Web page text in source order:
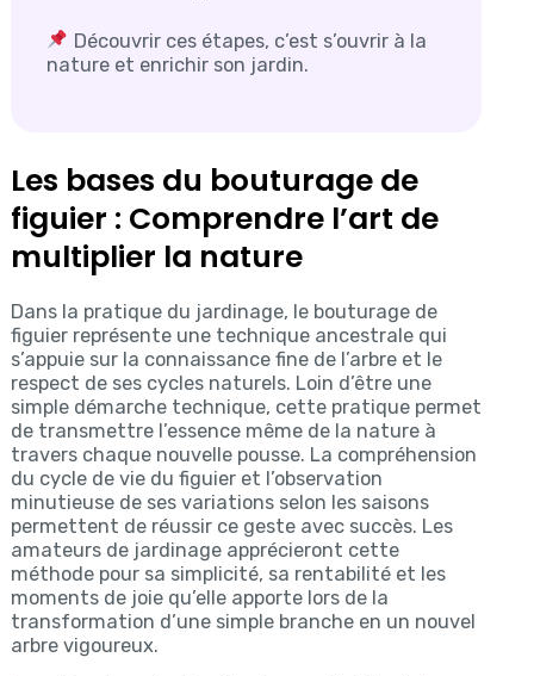
Découvrir ces étapes, c’est s’ouvrir à la
nature et enrichir son jardin.
Les bases du bouturage de
figuier : Comprendre l’art de
multiplier la nature
Dans la pratique du jardinage, le bouturage de
figuier représente une technique ancestrale qui
s’appuie sur la connaissance fine de l’arbre et le
respect de ses cycles naturels. Loin d’être une
simple démarche technique, cette pratique permet
de transmettre l’essence même de la nature à
travers chaque nouvelle pousse. La compréhension
du cycle de vie du figuier et l’observation
minutieuse de ses variations selon les saisons
permettent de réussir ce geste avec succès. Les
amateurs de jardinage apprécieront cette
méthode pour sa simplicité, sa rentabilité et les
moments de joie qu’elle apporte lors de la
transformation d’une simple branche en un nouvel
arbre vigoureux.